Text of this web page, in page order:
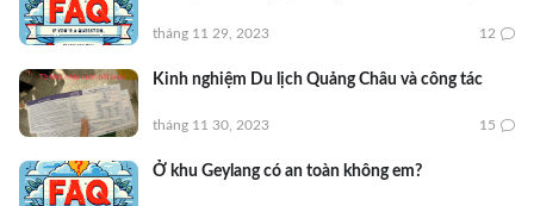
tháng 11 29, 2023 12
Kinh nghiệm Du lịch Quảng Châu và công tác
tháng 11 30, 2023 15
Ở khu Geylang có an toàn không em?